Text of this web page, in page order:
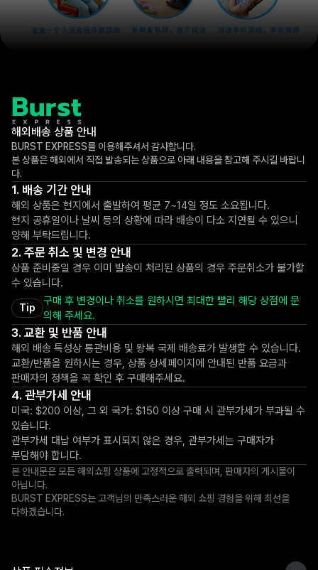
해외배송 상품 안내
BURST EXPRESS를 이용해주셔서 감사합니다.
본 상품은 해외에서 직접 발송되는 상품으로 아래 내용을 참고해 주시길 바랍니
다.
배송 기간 안내
해외 상품은 현지에서 출발하여 평균 7~14일 정도 소요됩니다.
현지 공휴일이나 날씨 등의 상황에 따라 배송이 다소 지연될 수 있으니
양해 부탁드립니다.
주문 취소 및 변경 안내
상품 준비중일 경우 이미 발송이 처리된 상품의 경우 주문취소가 불가할
수 있습니다.
Tip
구매 후 변경이나 취소를 원하시면 최대한 빨리 해당 상점에 문
의해 주세요.
교환 및 반품 안내
해외 배송 특성상 통관비용 및 왕복 국제 배송료가 발생할 수 있습니다.
교환/반품을 원하시는 경우, 상품 상세페이지에 안내된 반품 요금과
판매자의 정책을 꼭 확인 후 구매해주세요.
관부가세 안내
미국: $200 이상, 그 외 국가: $150 이상 구매 시 관부가세가 부과될 수
있습니다.
관부가세 대납 여부가 표시되지 않은 경우, 관부가세는 구매자가
부담해야 합니다.
본 안내문은 모든 해외쇼핑 상품에 고정적으로 출력되며, 판매자의 게시물이
아닙니다.
BURST EXPRESS는 고객님의 만족스러운 해외 쇼핑 경험을 위해 최선을
다하겠습니다.